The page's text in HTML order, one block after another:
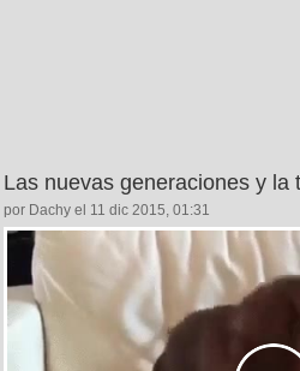
Las nuevas generaciones y la
por Dachy el 11 dic 2015, 01:31